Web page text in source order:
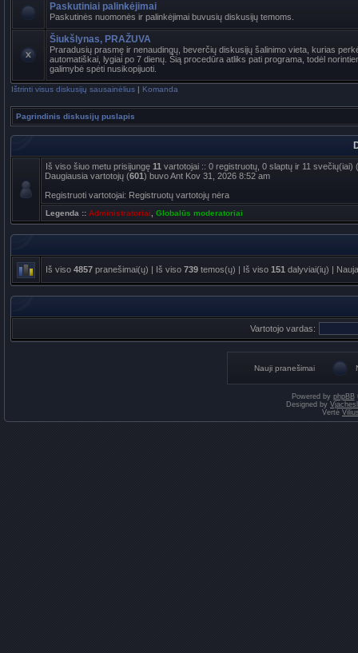
Paskutiniai palinkėjimai
Paskutinės nuomonės ir palinkėjimai buvusių diskusijų temoms.
Šiukšlynas, PRAŽUVA
Praradusių prasmę ir nenaudingų, beverčių diskusijų šalinimo vieta, kurias
automatiškai, lygiai po 7 dienų. Šią procedūra atliks pati programa, todėl
galimybė spėti nusikopijuoti.
Ištrinti visus diskusijų sausainėlius | Komanda
Pagrindinis diskusijų puslapis
Iš viso šiuo metu prisijungę 11 vartotojai :: 0 registruotų, 0 slaptų ir 11
Daugiausia vartotojų (601) buvo Ant Kov 31, 2026 8:52 am
Registruoti vartotojai: Registruotų vartotojų nėra
Legenda :: Administratoriai Globalūs moderatoriai
Iš viso 4857 pranešimai(ų) | Iš viso 739 temos(ų) | Iš viso 151 dalyviai(ių) |
Vartotojo vardas:
Nauji pranešimai
Powered by phpBB
Designed by
Vertė